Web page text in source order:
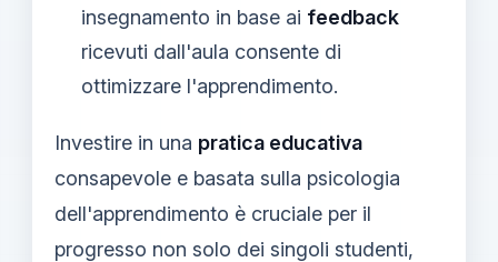
insegnamento in base ai feedback
ricevuti dall'aula consente di
ottimizzare l'apprendimento.
Investire in una pratica educativa
consapevole e basata sulla psicologia
dell'apprendimento è cruciale per il
progresso non solo dei singoli studenti,